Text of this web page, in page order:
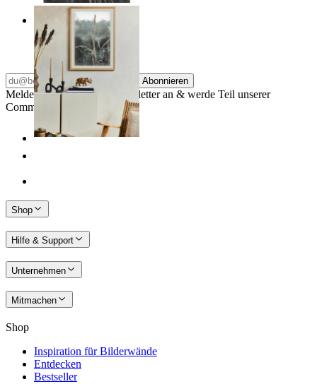
Frosted Nature
Ab 14,95 €
Abonnieren
Melde dich für unseren Newsletter an & werde Teil unserer
Community
Shop
Hilfe & Support
Unternehmen
Mitmachen
Shop
Inspiration für Bilderwände
Entdecken
Bestseller